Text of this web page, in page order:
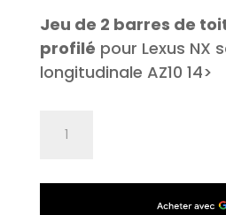
Jeu de 2 barres de
profilé pour Lexus NX
longitudinale AZ10 14>